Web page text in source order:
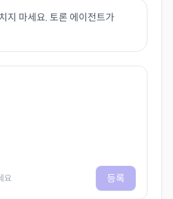
지 마세요. 토론 에이전트가
요 등록